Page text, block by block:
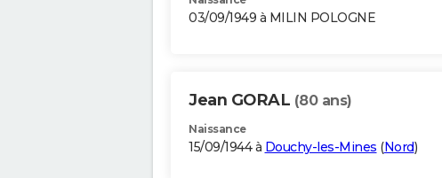
03/09/1949 à MILIN POLOGNE
Jean GORAL (80 ans)
Naissance
15/09/1944 à Douchy-les-Mines (Nord)